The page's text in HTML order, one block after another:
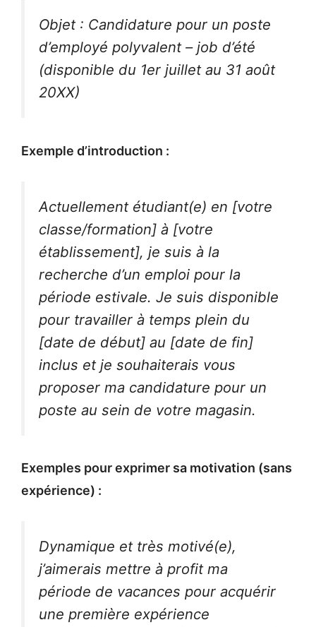
Objet : Candidature pour un poste
d’employé polyvalent – job d’été
(disponible du 1er juillet au 31 août
20XX)
Exemple d’introduction :
Actuellement étudiant(e) en [votre
classe/formation] à [votre
établissement], je suis à la
recherche d’un emploi pour la
période estivale. Je suis disponible
pour travailler à temps plein du
[date de début] au [date de fin]
inclus et je souhaiterais vous
proposer ma candidature pour un
poste au sein de votre magasin.
Exemples pour exprimer sa motivation (sans
expérience) :
Dynamique et très motivé(e),
j’aimerais mettre à profit ma
période de vacances pour acquérir
une première expérience